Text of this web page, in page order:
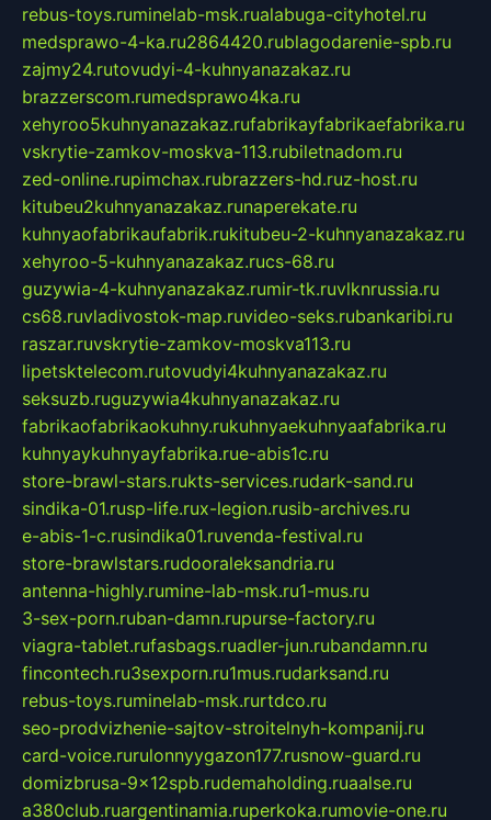
rebus-toys.ruminelab-msk.rualabuga-cityhotel.ru
medsprawo-4-ka.ru2864420.rublagodarenie-spb.ru
zajmy24.rutovudyi-4-kuhnyanazakaz.ru
brazzerscom.rumedsprawo4ka.ru
xehyroo5kuhnyanazakaz.rufabrikayfabrikaefabrika.ru
vskrytie-zamkov-moskva-113.rubiletnadom.ru
zed-online.rupimchax.rubrazzers-hd.ruz-host.ru
kitubeu2kuhnyanazakaz.runaperekate.ru
kuhnyaofabrikaufabrik.rukitubeu-2-kuhnyanazakaz.ru
xehyroo-5-kuhnyanazakaz.rucs-68.ru
guzywia-4-kuhnyanazakaz.rumir-tk.ruvlknrussia.ru
cs68.ruvladivostok-map.ruvideo-seks.rubankaribi.ru
raszar.ruvskrytie-zamkov-moskva113.ru
lipetsktelecom.rutovudyi4kuhnyanazakaz.ru
seksuzb.ruguzywia4kuhnyanazakaz.ru
fabrikaofabrikaokuhny.rukuhnyaekuhnyaafabrika.ru
kuhnyaykuhnyayfabrika.rue-abis1c.ru
store-brawl-stars.rukts-services.rudark-sand.ru
sindika-01.rusp-life.rux-legion.rusib-archives.ru
e-abis-1-c.rusindika01.ruvenda-festival.ru
store-brawlstars.rudooraleksandria.ru
antenna-highly.rumine-lab-msk.ru1-mus.ru
3-sex-porn.ruban-damn.rupurse-factory.ru
viagra-tablet.rufasbags.ruadler-jun.rubandamn.ru
fincontech.ru3sexporn.ru1mus.rudarksand.ru
rebus-toys.ruminelab-msk.rurtdco.ru
seo-prodvizhenie-sajtov-stroitelnyh-kompanij.ru
card-voice.rurulonnyygazon177.rusnow-guard.ru
domizbrusa-9x12spb.rudemaholding.ruaalse.ru
a380club.ruargentinamia.ruperkoka.rumovie-one.ru